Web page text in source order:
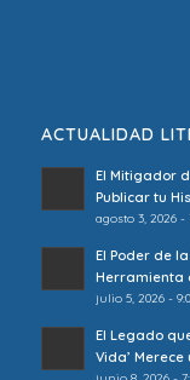
ACTUALIDAD
El Mitigador
Publicar tu
agosto 3, 2026 -
El Poder de
Herramienta
julio 5, 2026 -
El Legado
Vida’